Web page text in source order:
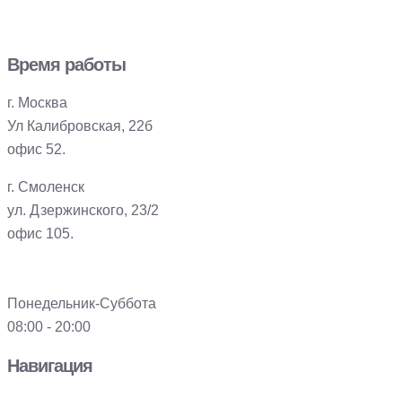
Время работы
г. Москва
Ул Калибровская, 22б
офис 52.
г. Смоленск
ул. Дзержинского, 23/2
офис 105.
Понедельник-Суббота
08:00 - 20:00
Навигация